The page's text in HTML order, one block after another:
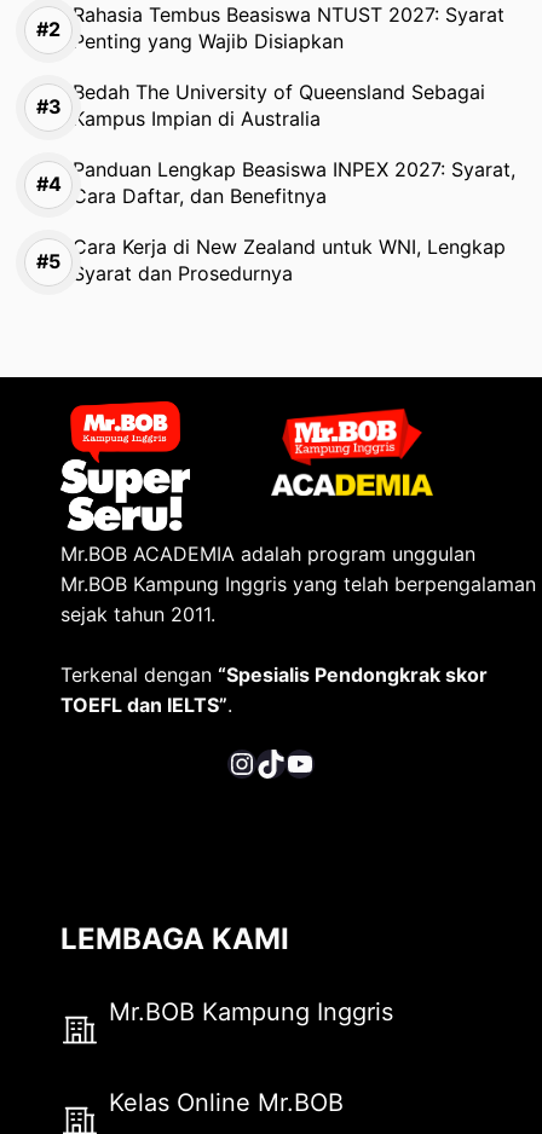
Rahasia Tembus Beasiswa NTUST 2027: Syarat
Penting yang Wajib Disiapkan
Bedah The University of Queensland Sebagai
Kampus Impian di Australia
Panduan Lengkap Beasiswa INPEX 2027: Syarat,
Cara Daftar, dan Benefitnya
Cara Kerja di New Zealand untuk WNI, Lengkap
Syarat dan Prosedurnya
Mr.BOB ACADEMIA adalah program unggulan
Mr.BOB Kampung Inggris yang telah berpengalaman
sejak tahun 2011.
Terkenal dengan “Spesialis Pendongkrak skor
TOEFL dan IELTS”.
InstagramTikTok YouTube
LEMBAGA KAMI
Mr.BOB Kampung Inggris
Kelas Online Mr.BOB